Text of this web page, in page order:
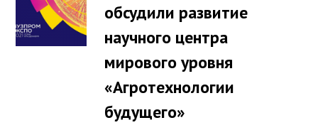
обсудили развитие
научного центра
мирового уровня
«Агротехнологии
будущего»